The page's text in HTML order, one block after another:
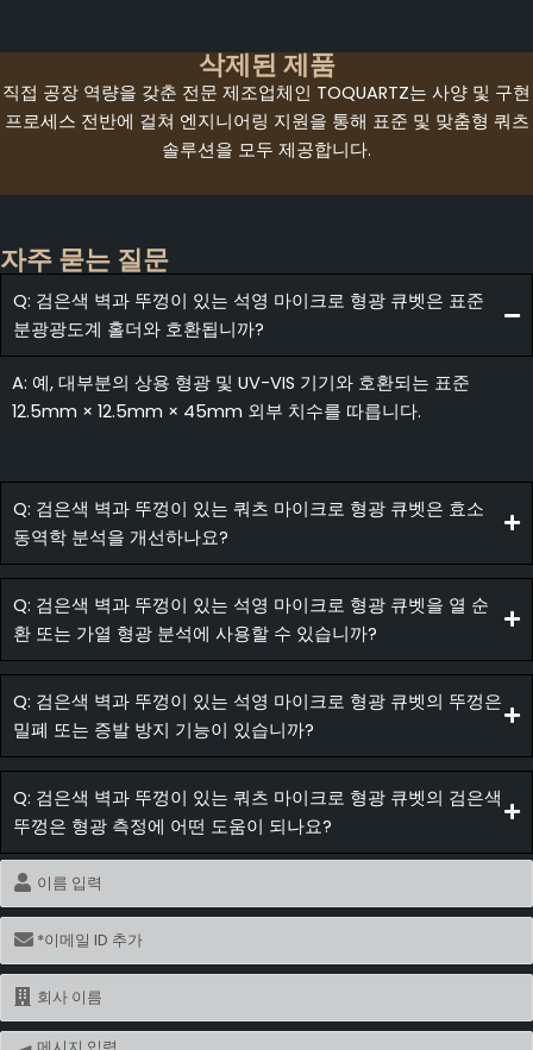
삭제된 제품
직접 공장 역량을 갖춘 전문 제조업체인 TOQUARTZ는 사양 및 구현
프로세스 전반에 걸쳐 엔지니어링 지원을 통해 표준 및 맞춤형 쿼츠
솔루션을 모두 제공합니다.
자주 묻는 질문
Q: 검은색 벽과 뚜껑이 있는 석영 마이크로 형광 큐벳은 표준
분광광도계 홀더와 호환됩니까?
A: 예, 대부분의 상용 형광 및 UV-VIS 기기와 호환되는 표준
12.5mm × 12.5mm × 45mm 외부 치수를 따릅니다.
Q: 검은색 벽과 뚜껑이 있는 쿼츠 마이크로 형광 큐벳은 효소
동역학 분석을 개선하나요?
Q: 검은색 벽과 뚜껑이 있는 석영 마이크로 형광 큐벳을 열 순
환 또는 가열 형광 분석에 사용할 수 있습니까?
Q: 검은색 벽과 뚜껑이 있는 석영 마이크로 형광 큐벳의 뚜껑은
밀폐 또는 증발 방지 기능이 있습니까?
Q: 검은색 벽과 뚜껑이 있는 쿼츠 마이크로 형광 큐벳의 검은색
뚜껑은 형광 측정에 어떤 도움이 되나요?
름
이
메
일
름